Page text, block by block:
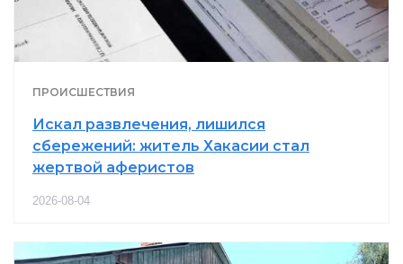
ПРОИСШЕСТВИЯ
Искал развлечения, лишился
сбережений: житель Хакасии стал
жертвой аферистов
2026-08-04